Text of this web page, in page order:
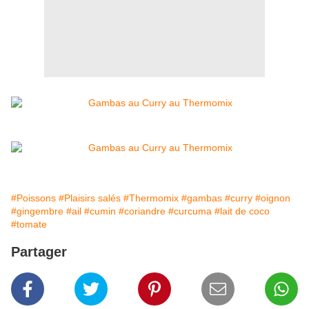
#Poissons #Plaisirs salés #Thermomix #gambas #curry #oignon
#gingembre #ail #cumin #coriandre #curcuma #lait de coco
#tomate
Partager